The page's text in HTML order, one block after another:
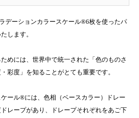
デーションカラースケール®6枚を使ったパ
します。
ためには、世界中で統一された「色のものさ
彩度」を知ることがとても重要です。
ール®には、色相（ベースカラー）ドレー
レープがあり、ドレープそれぞれをあご下